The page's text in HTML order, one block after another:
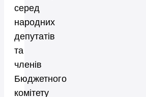
серед
народних
депутатів
та
членів
Бюджетного
комітету